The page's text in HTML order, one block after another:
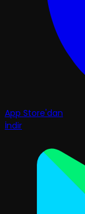
App Store'dan
İndir